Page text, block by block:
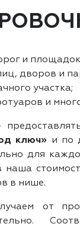
и
дворов и
участка;
и
ключ» и по
для
наша
в нише.
от